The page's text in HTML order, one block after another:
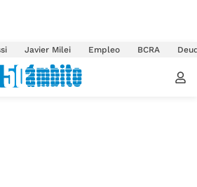
Javier Milei Empleo BCRA